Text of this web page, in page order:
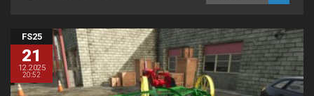
FS25
21
12.2025
20:52